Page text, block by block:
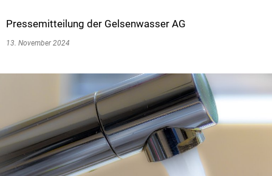
Pressemitteilung der Gelsenwasser AG
13. November 2024